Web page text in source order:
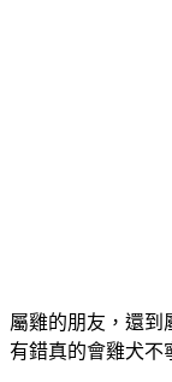
屬雞的朋友，還到
有錯真的會雞犬不